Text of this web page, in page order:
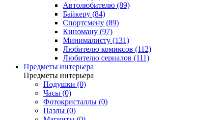
Автолюбителю (89)
Байкеру (84)
Спортсмену (89)
Киноману (97)
Минималисту (131)
Любителю комиксов (112)
Любителю сериалов (111)
Предметы интерьера
Предметы интерьера
Подушки (0)
Часы (0)
Фотокристаллы (0)
Пазлы (0)